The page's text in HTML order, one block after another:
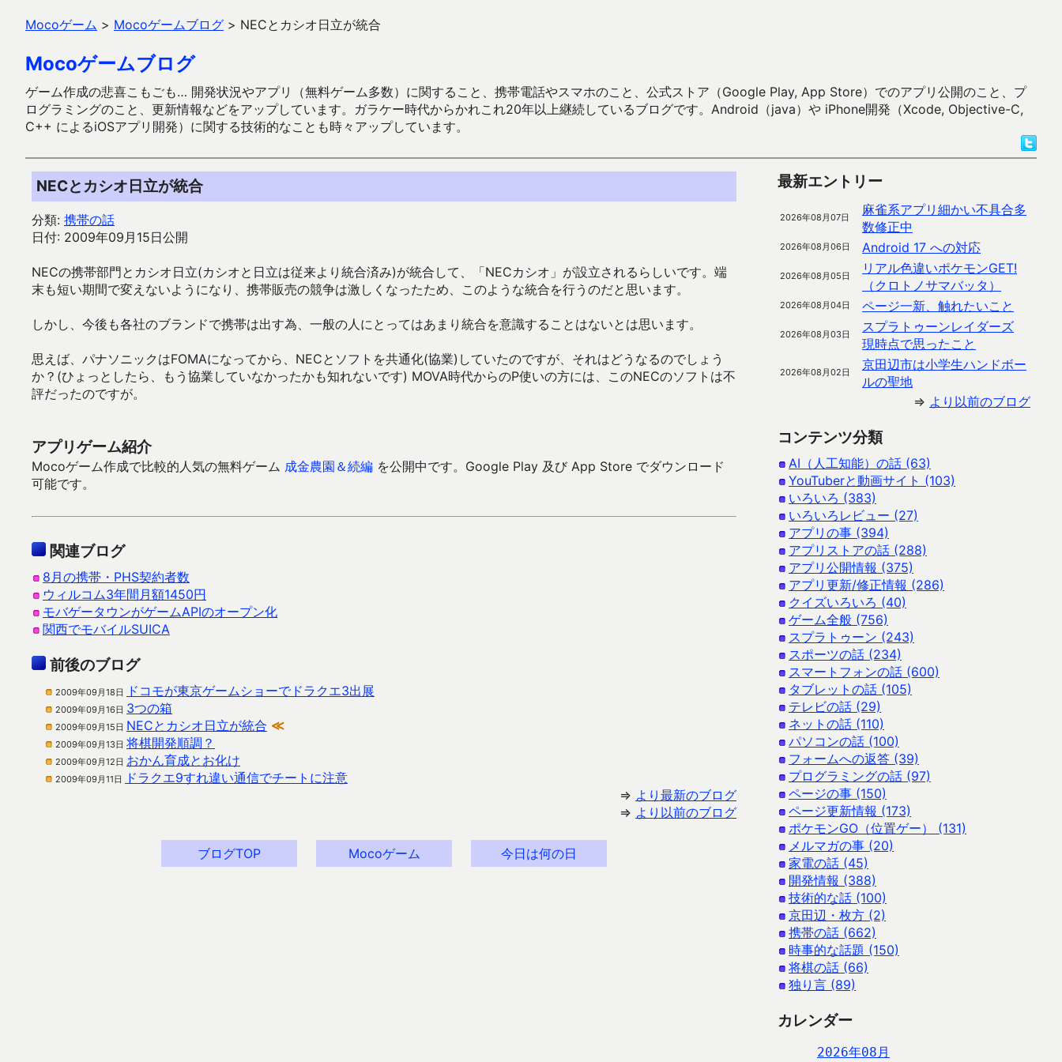
Mocoゲーム > Mocoゲームブログ > NECとカシオ日立が統合
Mocoゲームブログ
ゲーム作成の悲喜こもごも… 開発状況やアプリ（無料ゲーム多数）に関すること、携帯電話やスマホのこと、公式ストア（Google Play, App Store）でのアプリ公開のこと、プ
ログラミングのこと、更新情報などをアップしています。ガラケー時代からかれこれ20年以上継続しているブログです。Android（java）や iPhone開発（Xcode, Objective-C,
C++ によるiOSアプリ開発）に関する技術的なことも時々アップしています。
NECとカシオ日立が統合
分類: 携帯の話
日付: 2009年09月15日公開
NECの携帯部門とカシオ日立(カシオと日立は従来より統合済み)が統合して、「NECカシオ」が設立されるらしいです。端
末も短い期間で変えないようになり、携帯販売の競争は激しくなったため、このような統合を行うのだと思います。
しかし、今後も各社のブランドで携帯は出す為、一般の人にとってはあまり統合を意識することはないとは思います。
思えば、パナソニックはFOMAになってから、NECとソフトを共通化(協業)していたのですが、それはどうなるのでしょう
か？(ひょっとしたら、もう協業していなかったかも知れないです) MOVA時代からのP使いの方には、このNECのソフトは不
評だったのですが。
アプリゲーム紹介
Mocoゲーム作成で比較的人気の無料ゲーム 成金農園＆続編 を公開中です。Google Play 及び App Store でダウンロード
可能です。
関連ブログ
8月の携帯・PHS契約者数
ウィルコム3年間月額1450円
モバゲータウンがゲームAPIのオープン化
関西でモバイルSUICA
前後のブログ
2009年09月18日 ドコモが東京ゲームショーでドラクエ3出展
2009年09月16日 3つの箱
2009年09月15日 NECとカシオ日立が統合 ≪
2009年09月13日 将棋開発順調？
2009年09月12日 おかん育成とお化け
2009年09月11日
ドラクエ9すれ違い通信でチートに注意
⇒ より最新のブログ
⇒ より以前のブログ
ブログTOP Mocoゲーム 今日は何の日
最新エントリー
2026年08月07日
麻雀系アプリ細かい不具合多
数修正中
2026年08月06日 Android 17 への対応
2026年08月05日
リアル色違いポケモンGET!
（クロトノサマバッタ）
2026年08月04日 ページ一新、触れたいこと
2026年08月03日
スプラトゥーンレイダーズ
現時点で思ったこと
2026年08月02日
京田辺市は小学生ハンドボー
ルの聖地
⇒ より以前のブログ
コンテンツ分類
AI（人工知能）の話 (63)
YouTuberと動画サイト (103)
いろいろ (383)
いろいろレビュー (27)
アプリの事 (394)
アプリストアの話 (288)
アプリ公開情報 (375)
アプリ更新/修正情報 (286)
クイズいろいろ (40)
ゲーム全般 (756)
スプラトゥーン (243)
スポーツの話 (234)
スマートフォンの話 (600)
タブレットの話 (105)
テレビの話 (29)
ネットの話 (110)
パソコンの話 (100)
フォームへの返答 (39)
プログラミングの話 (97)
ページの事 (150)
ページ更新情報 (173)
ポケモンGO（位置ゲー） (131)
メルマガの事 (20)
家電の話 (45)
開発情報 (388)
技術的な話 (100)
京田辺・枚方 (2)
携帯の話 (662)
時事的な話題 (150)
将棋の話 (66)
独り言 (89)
カレンダー
2026年08月